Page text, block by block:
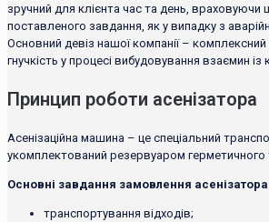
зручний для клієнта час та день, враховуючи
поставленого завдання, як у випадку з
Основний девіз нашої компанії – комплексний
гнучкість у процесі вибудовування взаємин із
Принцип роботи асенізатора
Асенізаційна машина – це спеціальний
укомплектований резервуаром герметичного
Основні завдання замовлення асенізатора
транспортування відходів;